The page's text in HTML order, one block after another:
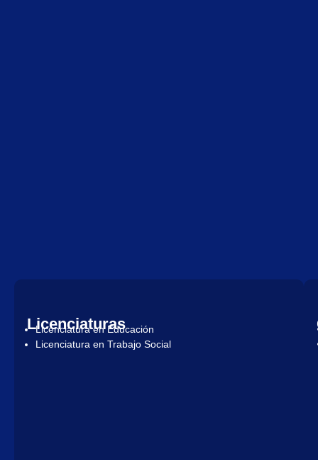
Licenciaturas
Licenciatura en Educación
Licenciatura en Trabajo Social